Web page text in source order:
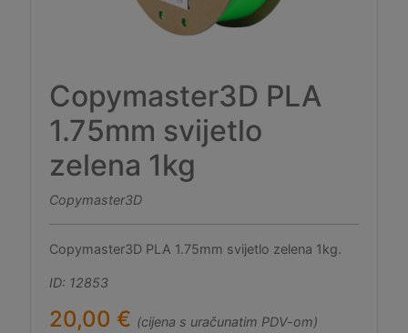
Copymaster3D PLA
1.75mm svijetlo
zelena 1kg
Copymaster3D
Copymaster3D PLA 1.75mm svijetlo zelena 1kg.
ID: 12853
20,00 € (cijena s uračunatim PDV-om)